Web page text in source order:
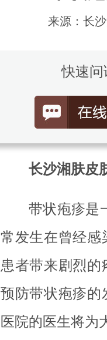
来源：长
快速
长沙湘肤皮
带状疱疹是
常发生在曾经感
患者带来剧烈的
预防带状疱疹的
医院的医生将为